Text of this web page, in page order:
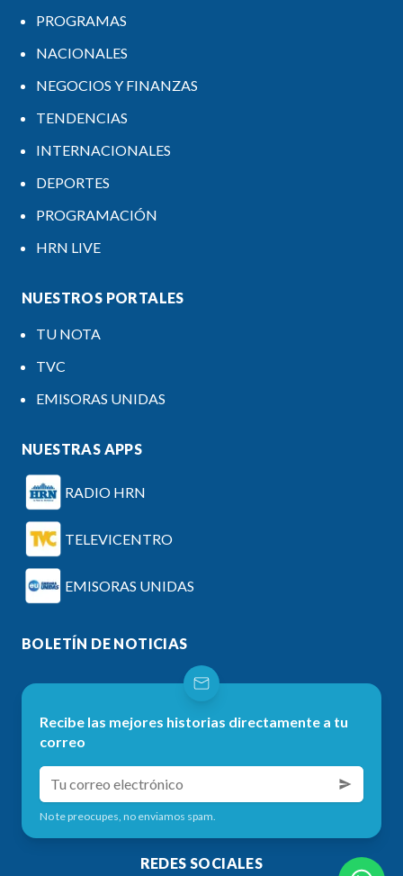
PROGRAMAS
NACIONALES
NEGOCIOS Y FINANZAS
TENDENCIAS
INTERNACIONALES
DEPORTES
PROGRAMACIÓN
HRN LIVE
NUESTROS PORTALES
TU NOTA
TVC
EMISORAS UNIDAS
NUESTRAS APPS
RADIO HRN
TELEVICENTRO
EMISORAS UNIDAS
BOLETÍN DE NOTICIAS
Recibe las mejores historias directamente a tu
correo
No te preocupes, no enviamos spam.
REDES SOCIALES